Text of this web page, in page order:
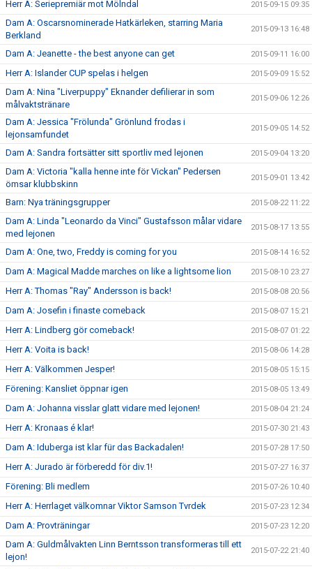
Herr A: Seriepremiär mot Mölndal 2015-09-15 09:35
Dam A: Oscarsnominerade Hatkärleken, starring Maria
Berkland
2015-09-13 16:48
Dam A: Jeanette - the best anyone can get 2015-09-11 16:00
Herr A: Islander CUP spelas i helgen 2015-09-09 15:52
Dam A: Nina "Liverpuppy" Eknander defilierar in som
målvaktstränare
2015-09-06 12:26
Dam A: Jessica "Frölunda" Grönlund frodas i
lejonsamfundet
2015-09-05 14:52
Dam A: Sandra fortsätter sitt sportliv med lejonen 2015-09-04 13:20
Dam A: Victoria "kalla henne inte för Vickan" Pedersen
ömsar klubbskinn
2015-09-01 13:42
Barn: Nya träningsgrupper 2015-08-22 11:22
Dam A: Linda "Leonardo da Vinci" Gustafsson målar vidare
med lejonen
2015-08-17 13:55
Dam A: One, two, Freddy is coming for you 2015-08-14 16:52
Dam A: Magical Madde marches on like a lightsome lion 2015-08-10 23:27
Herr A: Thomas "Ray" Andersson is back! 2015-08-08 20:56
Dam A: Josefin i finaste comeback 2015-08-07 15:21
Herr A: Lindberg gör comeback! 2015-08-07 01:22
Herr A: Voita is back! 2015-08-06 14:28
Herr A: Välkommen Jesper! 2015-08-05 15:15
Förening: Kansliet öppnar igen 2015-08-05 13:49
Dam A: Johanna visslar glatt vidare med lejonen! 2015-08-04 21:24
Herr A: Kronaas é klar! 2015-07-30 21:43
Dam A: Iduberga ist klar für das Backadalen! 2015-07-28 17:50
Herr A: Jurado är förberedd för div.1! 2015-07-27 16:37
Förening: Bli medlem 2015-07-26 10:40
Herr A: Herrlaget välkomnar Viktor Samson Tvrdek 2015-07-23 12:34
Dam A: Provträningar 2015-07-23 12:20
Dam A: Guldmålvakten Linn Berntsson transformeras till ett
lejon!
2015-07-22 21:40